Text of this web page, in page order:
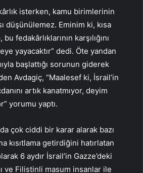
isterken, kamu birimlerinin
düşünülemez. Eminim ki, kısa
fedakârlıklarının karşılığını
yayacaktır” dedi. Öte yandan
başlattığı sorunun giderek
Avdagiç, “Maalesef ki, İsrail’in
artık kanatmıyor, deyim
yorumu yaptı.
çok ciddi bir karar alarak bazı
kısıtlama getirdiğini hatırlatan
6 aydır İsrail’in Gazze’deki
ve Filistinli masum insanlar ile